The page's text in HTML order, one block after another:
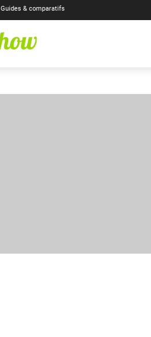
Guides & comparatifs